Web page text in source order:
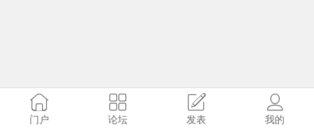
门户 论坛 发表 我的